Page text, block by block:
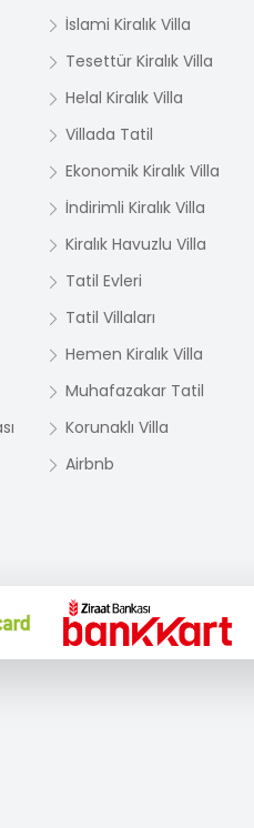
İslami Kiralık Villa
Tesettür Kiralık Villa
Helal Kiralık Villa
Villada Tatil
Ekonomik Kiralık Villa
İndirimli Kiralık Villa
Kiralık Havuzlu Villa
Tatil Evleri
Tatil Villaları
Hemen Kiralık Villa
Muhafazakar Tatil
Korunaklı Villa
Airbnb